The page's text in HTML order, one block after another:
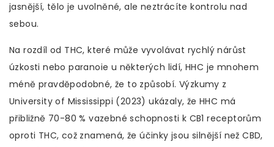
jasnější, tělo je uvolněné, ale neztrácíte kontrolu nad
sebou.
Na rozdíl od THC, které může vyvolávat rychlý nárůst
úzkosti nebo paranoie u některých lidí, HHC je mnohem
méně pravděpodobné, že to způsobí. Výzkumy z
University of Mississippi (2023) ukázaly, že HHC má
přibližně 70-80 % vazebné schopnosti k CB1 receptorům
oproti THC, což znamená, že účinky jsou silnější než CBD,